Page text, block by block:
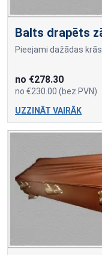
Balts drapēts
no €278.30
no €230.00 (bez PVN)
UZZINĀT VAIRĀK